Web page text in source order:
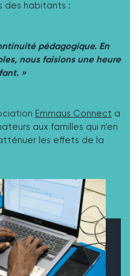
des habitants :
pédagogique. En
nous faisions une heure
»
Emmaüs Connect a
aux familles qui n’en
les effets de la